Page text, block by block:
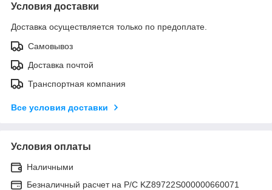
Условия доставки
Доставка осуществляется только по предоплате.
Самовывоз
Доставка почтой
Транспортная компания
Все условия доставки
Условия оплаты
Наличными
Безналичный расчет на Р/С KZ89722S000000660071